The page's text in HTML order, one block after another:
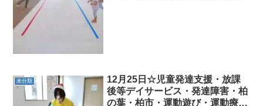
未分類
12月25日☆児童発達支援・放課
後等デイサービス・発達障害・柏
の葉・柏市・運動遊び・運動療